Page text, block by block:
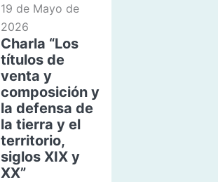
19 de Mayo de
2026
Charla “Los
títulos de
venta y
composición y
la defensa de
la tierra y el
territorio,
siglos XIX y
XX”